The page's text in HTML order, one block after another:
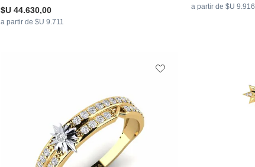
$U 44.630,00
a partir de $U 9.711
a partir de $U 9.916